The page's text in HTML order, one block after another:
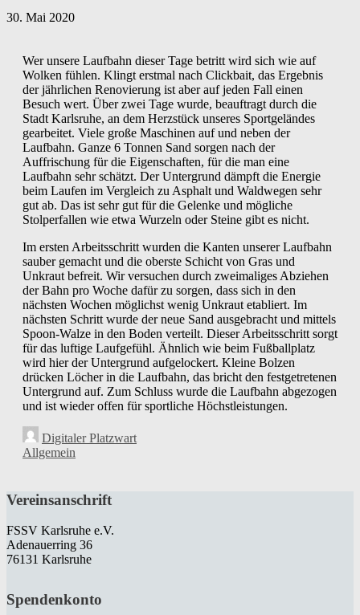
30. Mai 2020
Wer unsere Laufbahn dieser Tage betritt wird sich wie auf
Wolken fühlen. Klingt erstmal nach Clickbait, das Ergebnis
der jährlichen Renovierung ist aber auf jeden Fall einen
Besuch wert. Über zwei Tage wurde, beauftragt durch die
Stadt Karlsruhe, an dem Herzstück unseres Sportgeländes
gearbeitet. Viele große Maschinen auf und neben der
Laufbahn. Ganze 6 Tonnen Sand sorgen nach der
Auffrischung für die Eigenschaften, für die man eine
Laufbahn sehr schätzt. Der Untergrund dämpft die Energie
beim Laufen im Vergleich zu Asphalt und Waldwegen sehr
gut ab. Das ist sehr gut für die Gelenke und mögliche
Stolperfallen wie etwa Wurzeln oder Steine gibt es nicht.
Im ersten Arbeitsschritt wurden die Kanten unserer Laufbahn
sauber gemacht und die oberste Schicht von Gras und
Unkraut befreit. Wir versuchen durch zweimaliges Abziehen
der Bahn pro Woche dafür zu sorgen, dass sich in den
nächsten Wochen möglichst wenig Unkraut etabliert. Im
nächsten Schritt wurde der neue Sand ausgebracht und mittels
Spoon-Walze in den Boden verteilt. Dieser Arbeitsschritt sorgt
für das luftige Laufgefühl. Ähnlich wie beim Fußballplatz
wird hier der Untergrund aufgelockert. Kleine Bolzen
drücken Löcher in die Laufbahn, das bricht den festgetretenen
Untergrund auf. Zum Schluss wurde die Laufbahn abgezogen
und ist wieder offen für sportliche Höchstleistungen.
Digitaler Platzwart
Allgemein
Vereinsanschrift
FSSV Karlsruhe e.V.
Adenauerring 36
76131 Karlsruhe
Spendenkonto